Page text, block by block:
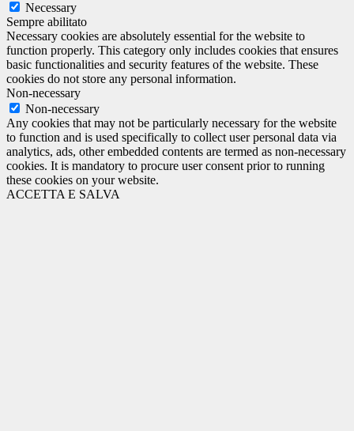
Necessary
Sempre abilitato
Necessary cookies are absolutely essential for the website to
function properly. This category only includes cookies that ensures
basic functionalities and security features of the website. These
cookies do not store any personal information.
Non-necessary
Non-necessary
Any cookies that may not be particularly necessary for the website
to function and is used specifically to collect user personal data via
analytics, ads, other embedded contents are termed as non-necessary
cookies. It is mandatory to procure user consent prior to running
these cookies on your website.
ACCETTA E SALVA